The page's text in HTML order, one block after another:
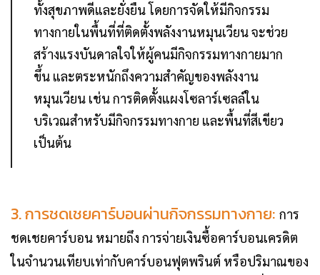
ทั้งสุขภาพดีและยั่งยืน โดยการจัดให้มีกิจกรรม
ทางกายในพื้นที่ที่ติดตั้งพลังงานหมุนเวียน จะช่วย
สร้างแรงบันดาลใจให้ผู้คนมีกิจกรรมทางกายมาก
ขึ้น และตระหนักถึงความสำคัญของพลังงาน
หมุนเวียน เช่น การติดตั้งแผงโซลาร์เซลล์ใน
บริเวณสำหรับมีกิจกรรมทางกาย และพื้นที่สีเขียว
เป็นต้น
3. การชดเชยคาร์บอนผ่านกิจกรรมทางกาย: การ
ชดเชยคาร์บอน หมายถึง การจ่ายเงินซื้อคาร์บอนเครดิต
ในจำนวนเทียบเท่ากับคาร์บอนฟุตพรินต์ หรือปริมาณของ